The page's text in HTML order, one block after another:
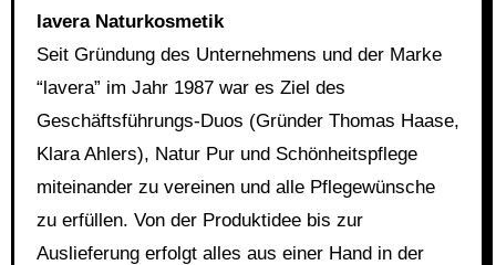
lavera Naturkosmetik
Seit Gründung des Unternehmens und der Marke
“lavera” im Jahr 1987 war es Ziel des
Geschäftsführungs-Duos (Gründer Thomas Haase,
Klara Ahlers), Natur Pur und Schönheitspflege
miteinander zu vereinen und alle Pflegewünsche
zu erfüllen. Von der Produktidee bis zur
Auslieferung erfolgt alles aus einer Hand in der